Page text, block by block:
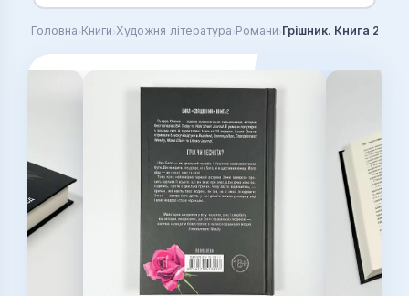
Головна›Книги›Художня література›Романи›Грішник. Книга 2